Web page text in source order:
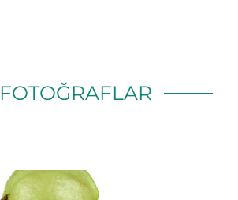
FOTOĞRAFLAR